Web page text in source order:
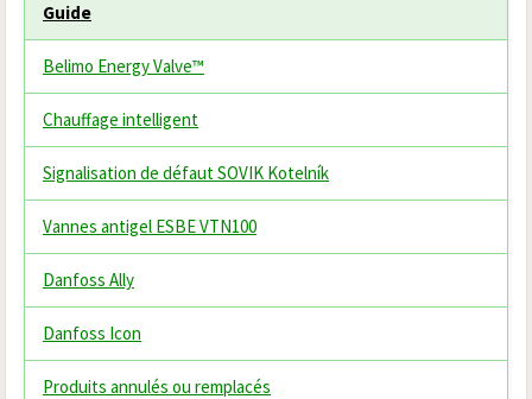
Guide
Belimo Energy Valve™
Chauffage intelligent
Signalisation de défaut SOVIK Kotelník
Vannes antigel ESBE VTN100
Danfoss Ally
Danfoss Icon
Produits annulés ou remplacés